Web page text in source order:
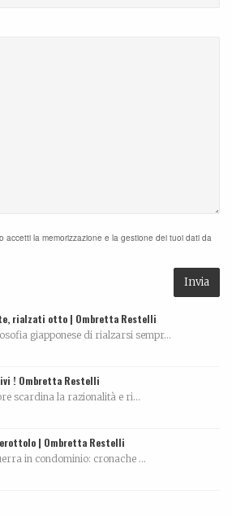
accetti la memorizzazione e la gestione dei tuoi dati da
rialzati otto | Ombretta Restelli
giapponese di rialzarsi sempr...
! Ombretta Restelli
scardina la razionalità e ri...
| Ombretta Restelli
in condominio: cronache ...